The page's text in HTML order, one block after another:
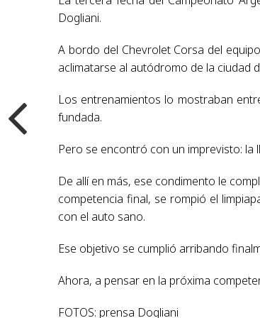
Dogliani.
A bordo del Chevrolet Corsa del
aclimatarse al autódromo de la ciudad
Los entrenamientos lo mostraban
fundada.
Pero se encontró con un imprevisto: la
De allí en más, ese condimento le
competencia final, se rompió el
con el auto sano.
Ese objetivo se cumplió arribando
Ahora, a pensar en la próxima
FOTOS: prensa Dogliani